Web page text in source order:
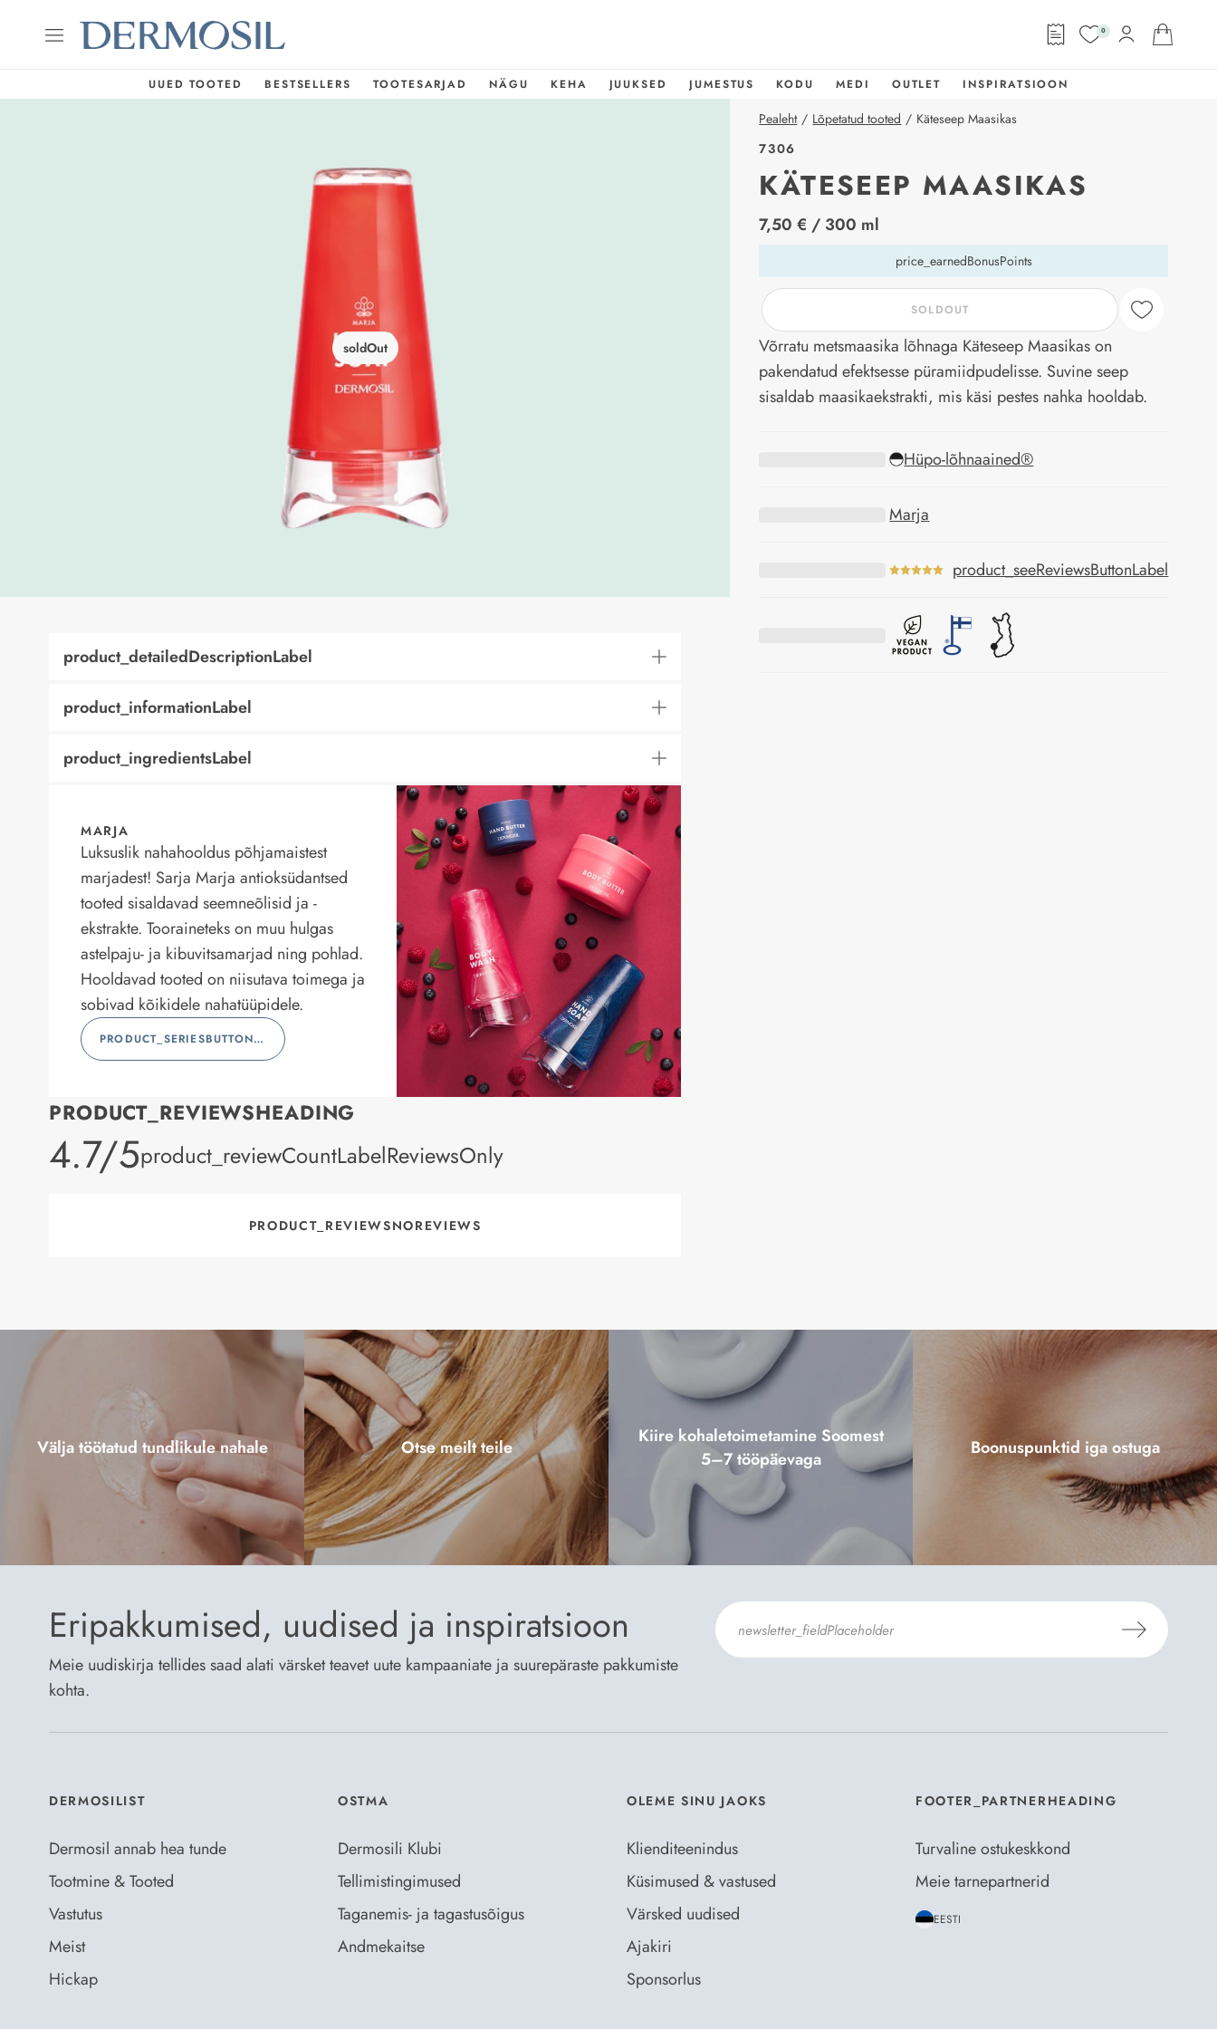
0
UUED TOOTED BESTSELLERS TOOTESARJAD NÄGU KEHA JUUKSED JUMESTUS KODU MEDI OUTLET INSPIRATSIOON
soldOut
Pealeht / Lõpetatud tooted / Käteseep Maasikas
7306
KÄTESEEP MAASIKAS
price_label
7,50 € / 300 ml
price_earnedBonusPoints
SOLDOUT
Võrratu metsmaasika lõhnaga Käteseep Maasikas on
pakendatud efektsesse püramiidpudelisse. Suvine seep
sisaldab maasikaekstrakti, mis käsi pestes nahka hooldab.
Hüpo-lõhnaained®
Marja
product_seeReviewsButtonLabel
product_detailedDescriptionLabel
product_informationLabel
product_ingredientsLabel
MARJA
Luksuslik nahahooldus põhjamaistest
marjadest! Sarja Marja antioksüdantsed
tooted sisaldavad seemneõlisid ja -
ekstrakte. Tooraineteks on muu hulgas
astelpaju- ja kibuvitsamarjad ning pohlad.
Hooldavad tooted on niisutava toimega ja
sobivad kõikidele nahatüüpidele.
PRODUCT_SERIESBUTTONLABEL
PRODUCT_REVIEWSHEADING
product_rating
4.7/5product_reviewCountLabelReviewsOnly
PRODUCT_REVIEWSNOREVIEWS
Välja töötatud tundlikule nahale Otse meilt teile
Kiire kohaletoimetamine Soomest
5–7 tööpäevaga
Boonuspunktid iga ostuga
Eripakkumised, uudised ja inspiratsioon
Meie uudiskirja tellides saad alati värsket teavet uute kampaaniate ja suurepäraste pakkumiste
kohta.
DERMOSILIST
Dermosil annab hea tunde
Tootmine & Tooted
Vastutus
Meist
Hickap
OSTMA
Dermosili Klubi
Tellimistingimused
Taganemis- ja tagastusõigus
Andmekaitse
OLEME SINU JAOKS
Klienditeenindus
Küsimused & vastused
Värsked uudised
Ajakiri
Sponsorlus
FOOTER_PARTNERHEADING
Turvaline ostukeskkond
Meie tarnepartnerid
EESTI